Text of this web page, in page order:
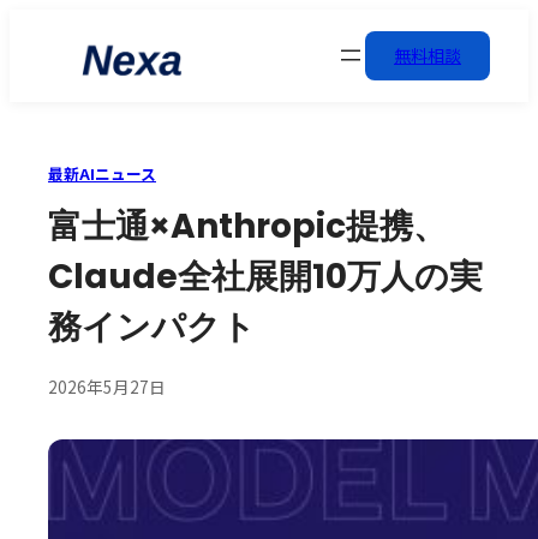
無料相談
最新AIニュース
富士通×Anthropic提携、
Claude全社展開10万人の実
務インパクト
2026年5月27日